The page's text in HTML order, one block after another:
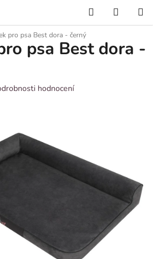
Hledat
KOŠÍK
pro psa Best dora - černý
psa Best dora -
hodnocení